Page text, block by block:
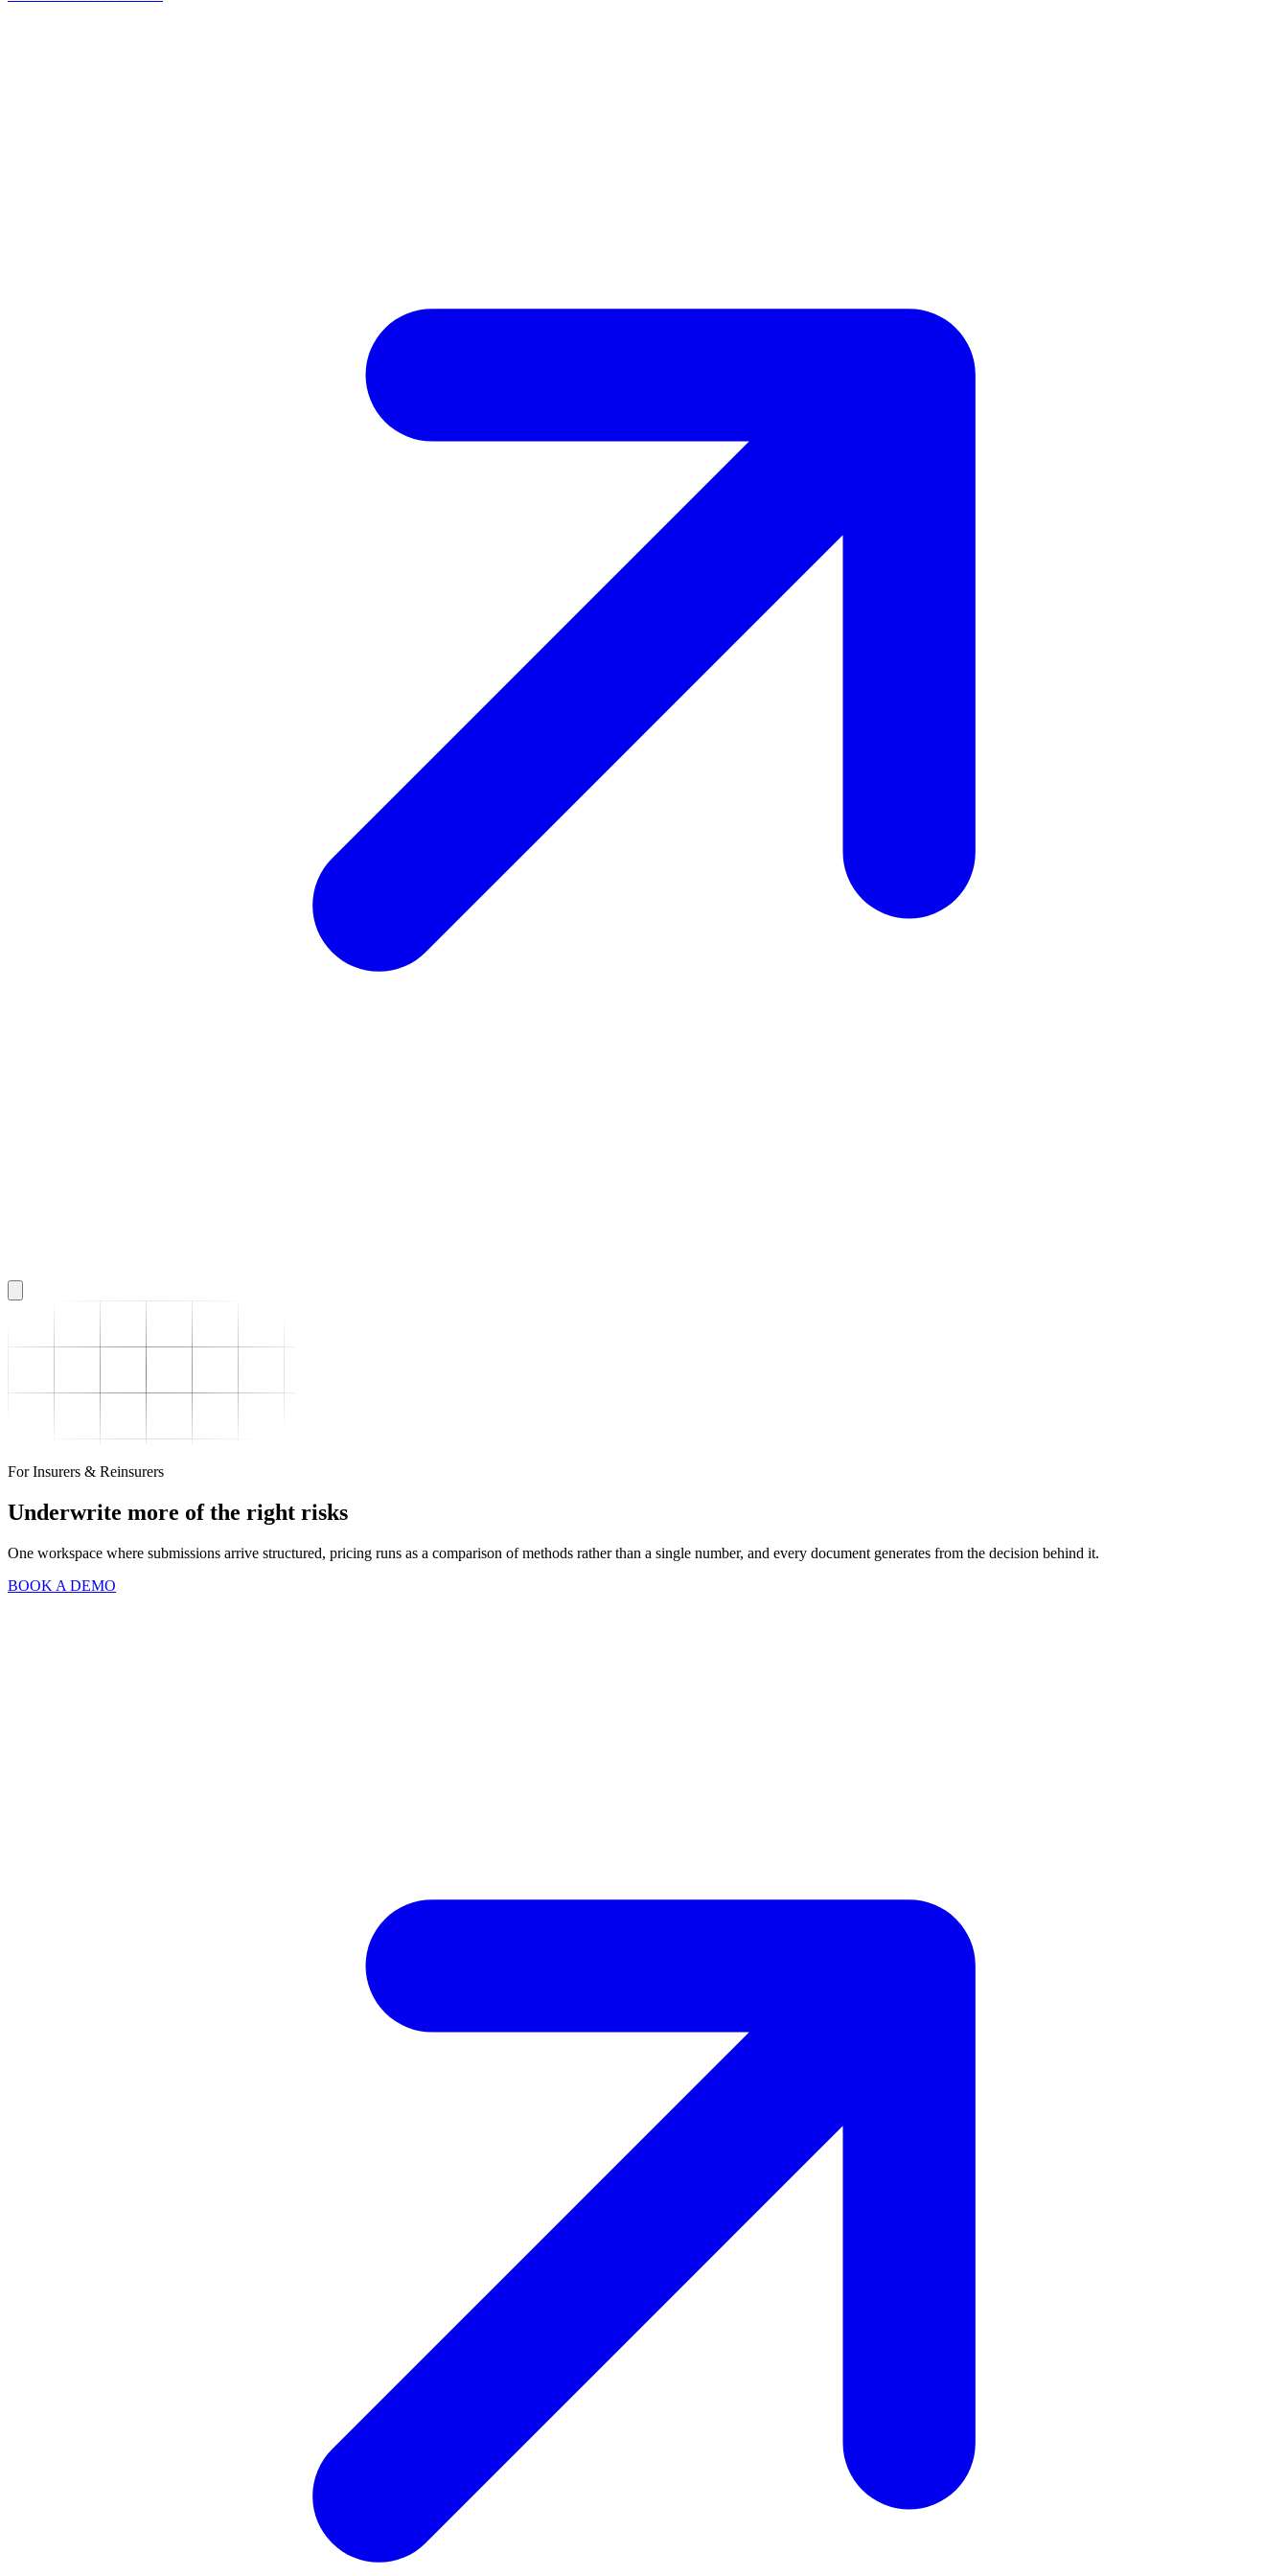
For Insurers & Reinsurers​​​​‌ ‍ ​‍​‍‌‍ ‌ ​‍‌‍‍‌‌‍‌ ‌‍‍‌‌‍ ‍​‍​‍​ ‍‍​‍​‍‌ ​ ‌‍​‌‌‍ ‍‌‍‍‌‌ ‌​‌ ‍‌​‍ ‍‌‍‍‌‌‍ ​‍​‍​‍ ​​‍​‍‌‍‍​‌ ​‍‌‍‌‌‌‍‌‍​‍​‍​ ‍‍​‍​‍​‍ ‌ ​ ‌ ‌​‌ ‌‌‌‍‌​‌‍‍‌‌‍ ​‍ ‌‍‍‌‌‍ ‍‌ ‌​‌‍‌‌‌‍ ‍‌ ‌​​‍ ‌‍‌‌‌‍‌​‌‍‍‌‌ ‌​​‍ ‌‍ ‌‌‍ ‌‍‌​‌‍‌‌​ ‌‌ ​​‌ ​‍‌‍‌‌‌ ​ ‌‍‌‌‌‍ ‍‌ ‌​‌‍​‌‌ ‌​‌‍‍‌‌‍ ‌‍ ‍​ ‍ ‌‍‍‌‌‍‌​​ ‌‌ ​ ‌‍ ‌‍ ​‌ ‌‌‌ ‌​‌‍‍‌‌‍ ‌‍ ‍​‍ ‌‌‍‍‌‌‍ ‍‌ ​ ‌ ‌‌‌ ​‍‌‍‌‌‌ ​‍‌ ​ ​ ‍ ‌ ‌​‌ ‍‌‌ ​​‌‍‌‌​ ‌‌ ​ ‌‍ ‌‍ ​‌ ‌‌‌ ‌​‌‍‍‌‌‍ ‌‍ ‍‌‌​​‌‍​‌‌‍‌ ‌‍‌‌​ ‍ ‌ ​​‌‍​‌‌ ‌​‌‍‍​​ ‌‌‍‍​‌‍‌‌‌ ​‍‌‍ ​‍ ‍‌‍‌‌‌ ‍‌‌‍‌‌‌‍​‍‌ ​‍‌‍ ‌ ‌ ​ ‌‍​‍‌‍​‌‌ ​ ‌‍‌‌‌‌‌‌‌ ​‍‌‍ ​​ ‌​‍‌‌​ ​‍‌​‌‍‌ ​ ‌ ‌​‌ ‌‌‌‍‌​‌‍‍‌‌‍ ​‍‌‍‌‍‍‌‌‍‌​​ ‌‌ ​ ‌‍ ‌‍ ​‌ ‌‌‌ ‌​‌‍‍‌‌‍ ‌‍ ‍​‍ ‌‌‍‍‌‌‍ ‍‌ ​ ‌ ‌‌‌ ​‍‌‍‌‌‌ ​‍‌ ​ ​‍‌‍‌ ‌​‌ ‍‌‌ ​​‌‍‌‌​ ‌‌ ​ ‌‍ ‌‍ ​‌ ‌‌‌ ‌​‌‍‍‌‌‍ ‌‍ ‍‌‌​​‌‍​‌‌‍‌ ‌‍‌‌​‍‌‍‌ ​​‌‍​‌‌ ‌​‌‍‍​​ ‌‌‍‍​‌‍‌‌‌ ​‍‌‍ ​‍ ‍‌‍‌‌‌ ‍‌‌‍‌‌‌‍​‍‌ ​‍‌‍ ‌ ‌ ​‍‌‍‌ ​​‌‍‌‌‌ ​‍‌ ​ ‌ ​​‌‍‌‌‌‍​ ‌ ‌​‌‍‍‌‌ ‌‍‌‍‌‌​ ‌‌ ​​‌ ‌‌‌‍​‍‌‍ ​‌‍‍‌‌ ​ ‌‍‍​‌‍‌‌‌‍‌​​‍​‍‌ ‌
Underwrite more of the right risks​​​​‌ ‍ ​‍​‍‌‍ ‌ ​‍‌‍‍‌‌‍‌ ‌‍‍‌‌‍ ‍​‍​‍​ ‍‍​‍​‍‌ ​ ‌‍​‌‌‍ ‍‌‍‍‌‌ ‌​‌ ‍‌​‍ ‍‌‍‍‌‌‍ ​‍​‍​‍ ​​‍​‍‌‍‍​‌ ​‍‌‍‌‌‌‍‌‍​‍​‍​ ‍‍​‍​‍​‍ ‌ ​ ‌ ‌​‌ ‌‌‌‍‌​‌‍‍‌‌‍ ​‍ ‌‍‍‌‌‍ ‍‌ ‌​‌‍‌‌‌‍ ‍‌ ‌​​‍ ‌‍‌‌‌‍‌​‌‍‍‌‌ ‌​​‍ ‌‍ ‌‌‍ ‌‍‌​‌‍‌‌​ ‌‌ ​​‌ ​‍‌‍‌‌‌ ​ ‌‍‌‌‌‍ ‍‌ ‌​‌‍​‌‌ ‌​‌‍‍‌‌‍ ‌‍ ‍​ ‍ ‌‍‍‌‌‍‌​​ ‌‌ ​ ‌‍ ‌‍ ​‌ ‌‌‌ ‌​‌‍‍‌‌‍ ‌‍ ‍​‍ ‌‌‍‍‌‌‍ ‍‌ ​ ‌ ‌‌‌ ​‍‌‍‌‌‌ ​‍‌ ​ ​ ‍ ‌ ‌​‌ ‍‌‌ ​​‌‍‌‌​ ‌‌ ​ ‌‍ ‌‍ ​‌ ‌‌‌ ‌​‌‍‍‌‌‍ ‌‍ ‍‌‌​​‌‍​‌‌‍‌ ‌‍‌‌​ ‍ ‌ ​​‌‍​‌‌ ‌​‌‍‍​​ ‌‌‍‍​‌‍‌‌‌ ​‍‌‍ ​‍ ‍‌ ‌​‌‍‍‌‌ ‌​‌‍ ​‌‍‌‌​ ‌‍​‍‌‍​‌‌ ​ ‌‍‌‌‌‌‌‌‌ ​‍‌‍ ​​ ‌​‍‌‌​ ​‍‌​‌‍‌ ​ ‌ ‌​‌ ‌‌‌‍‌​‌‍‍‌‌‍ ​‍‌‍‌‍‍‌‌‍‌​​ ‌‌ ​ ‌‍ ‌‍ ​‌ ‌‌‌ ‌​‌‍‍‌‌‍ ‌‍ ‍​‍ ‌‌‍‍‌‌‍ ‍‌ ​ ‌ ‌‌‌ ​‍‌‍‌‌‌ ​‍‌ ​ ​‍‌‍‌ ‌​‌ ‍‌‌ ​​‌‍‌‌​ ‌‌ ​ ‌‍ ‌‍ ​‌ ‌‌‌ ‌​‌‍‍‌‌‍ ‌‍ ‍‌‌​​‌‍​‌‌‍‌ ‌‍‌‌​‍‌‍‌ ​​‌‍​‌‌ ‌​‌‍‍​​ ‌‌‍‍​‌‍‌‌‌ ​‍‌‍ ​‍ ‍‌ ‌​‌‍‍‌‌ ‌​‌‍ ​‌‍‌‌​‍‌‍‌ ​​‌‍‌‌‌ ​‍‌ ​ ‌ ​​‌‍‌‌‌‍​ ‌ ‌​‌‍‍‌‌ ‌‍‌‍‌‌​ ‌‌ ​​‌ ‌‌‌‍​‍‌‍ ​‌‍‍‌‌ ​ ‌‍‍​‌‍‌‌‌‍‌​​‍​‍‌ ‌
One workspace where submissions arrive structured, pricing runs as a comparison of methods rather than a single number, and every document generates from the decision behind it.​​​​‌ ‍ ​‍​‍‌‍ ‌ ​‍‌‍‍‌‌‍‌ ‌‍‍‌‌‍ ‍​‍​‍​ ‍‍​‍​‍‌ ​ ‌‍​‌‌‍ ‍‌‍‍‌‌ ‌​‌ ‍‌​‍ ‍‌‍‍‌‌‍ ​‍​‍​‍ ​​‍​‍‌‍‍​‌ ​‍‌‍‌‌‌‍‌‍​‍​‍​ ‍‍​‍​‍​‍ ‌ ​ ‌ ‌​‌ ‌‌‌‍‌​‌‍‍‌‌‍ ​‍ ‌‍‍‌‌‍ ‍‌ ‌​‌‍‌‌‌‍ ‍‌ ‌​​‍ ‌‍‌‌‌‍‌​‌‍‍‌‌ ‌​​‍ ‌‍ ‌‌‍ ‌‍‌​‌‍‌‌​ ‌‌ ​​‌ ​‍‌‍‌‌‌ ​ ‌‍‌‌‌‍ ‍‌ ‌​‌‍​‌‌ ‌​‌‍‍‌‌‍ ‌‍ ‍​ ‍ ‌‍‍‌‌‍‌​​ ‌‌ ​ ‌‍ ‌‍ ​‌ ‌‌‌ ‌​‌‍‍‌‌‍ ‌‍ ‍​‍ ‌‌‍‍‌‌‍ ‍‌ ​ ‌ ‌‌‌ ​‍‌‍‌‌‌ ​‍‌ ​ ​ ‍ ‌ ‌​‌ ‍‌‌ ​​‌‍‌‌​ ‌‌ ​ ‌‍ ‌‍ ​‌ ‌‌‌ ‌​‌‍‍‌‌‍ ‌‍ ‍‌‌​​‌‍​‌‌‍‌ ‌‍‌‌​ ‍ ‌ ​​‌‍​‌‌ ‌​‌‍‍​​ ‌‌‍‍​‌‍‌‌‌ ​‍‌‍ ​‍ ‍‌ ​ ‌ ‌‌‌‍​‍‌ ‌​‌‍‍‌‌ ‌​‌‍ ​‌‍‌‌​ ‌‍​‍‌‍​‌‌ ​ ‌‍‌‌‌‌‌‌‌ ​‍‌‍ ​​ ‌​‍‌‌​ ​‍‌​‌‍‌ ​ ‌ ‌​‌ ‌‌‌‍‌​‌‍‍‌‌‍ ​‍‌‍‌‍‍‌‌‍‌​​ ‌‌ ​ ‌‍ ‌‍ ​‌ ‌‌‌ ‌​‌‍‍‌‌‍ ‌‍ ‍​‍ ‌‌‍‍‌‌‍ ‍‌ ​ ‌ ‌‌‌ ​‍‌‍‌‌‌ ​‍‌ ​ ​‍‌‍‌ ‌​‌ ‍‌‌ ​​‌‍‌‌​ ‌‌ ​ ‌‍ ‌‍ ​‌ ‌‌‌ ‌​‌‍‍‌‌‍ ‌‍ ‍‌‌​​‌‍​‌‌‍‌ ‌‍‌‌​‍‌‍‌ ​​‌‍​‌‌ ‌​‌‍‍​​ ‌‌‍‍​‌‍‌‌‌ ​‍‌‍ ​‍ ‍‌ ​ ‌ ‌‌‌‍​‍‌ ‌​‌‍‍‌‌ ‌​‌‍ ​‌‍‌‌​‍‌‍‌ ​​‌‍‌‌‌ ​‍‌ ​ ‌ ​​‌‍‌‌‌‍​ ‌ ‌​‌‍‍‌‌ ‌‍‌‍‌‌​ ‌‌ ​​‌ ‌‌‌‍​‍‌‍ ​‌‍‍‌‌ ​ ‌‍‍​‌‍‌‌‌‍‌​​‍​‍‌ ‌
BOOK A DEMO